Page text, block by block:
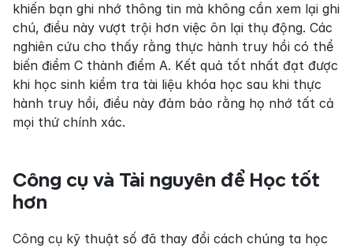
khiến bạn ghi nhớ thông tin mà không cần xem lại ghi
chú, điều này vượt trội hơn việc ôn lại thụ động. Các
nghiên cứu cho thấy rằng thực hành truy hồi có thể
biến điểm C thành điểm A. Kết quả tốt nhất đạt được
khi học sinh kiểm tra tài liệu khóa học sau khi thực
hành truy hồi, điều này đảm bảo rằng họ nhớ tất cả
mọi thứ chính xác.
Công cụ và Tài nguyên để Học tốt
hơn
Công cụ kỹ thuật số đã thay đổi cách chúng ta học